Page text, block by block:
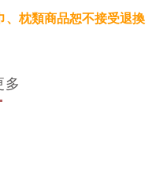
枕類商品恕不接受退換
多